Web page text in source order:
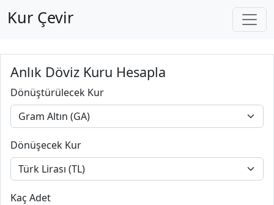
Kur Çevir
Anlık Döviz Kuru Hesapla
Dönüştürülecek Kur
Dönüşecek Kur
Kaç Adet